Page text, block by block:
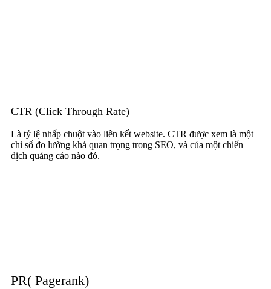
CTR (Click Through Rate)
Là tỷ lệ nhấp chuột vào liên kết website. CTR được xem là một
chỉ số đo lường khá quan trọng trong SEO, và của một chiến
dịch quảng cáo nào đó.
PR( Pagerank)